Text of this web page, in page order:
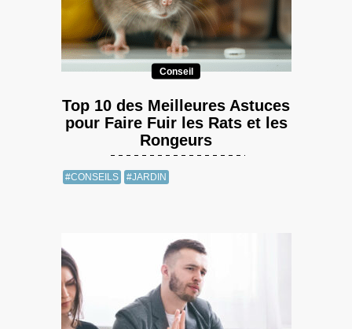
Conseil
Top 10 des Meilleures Astuces
pour Faire Fuir les Rats et les
Rongeurs
#CONSEILS #JARDIN